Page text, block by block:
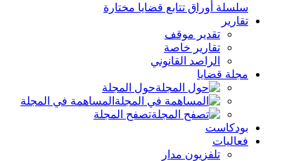
سلسلة أوراق تتابع قضايا مختارة
تقارير
تقدير موقف
تقارير خاصة
الراصد القانوني
مجلة قضايا
حول المجلة
المساهمة في المجلة
تصفح المجلة
بودكاست
فعاليات
تلفزيون مدار